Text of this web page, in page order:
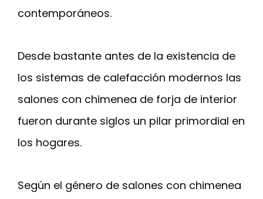
contemporáneos.
Desde bastante antes de la existencia de
los sistemas de calefacción modernos las
salones con chimenea de forja de interior
fueron durante siglos un pilar primordial en
los hogares.
Según el género de salones con chimenea